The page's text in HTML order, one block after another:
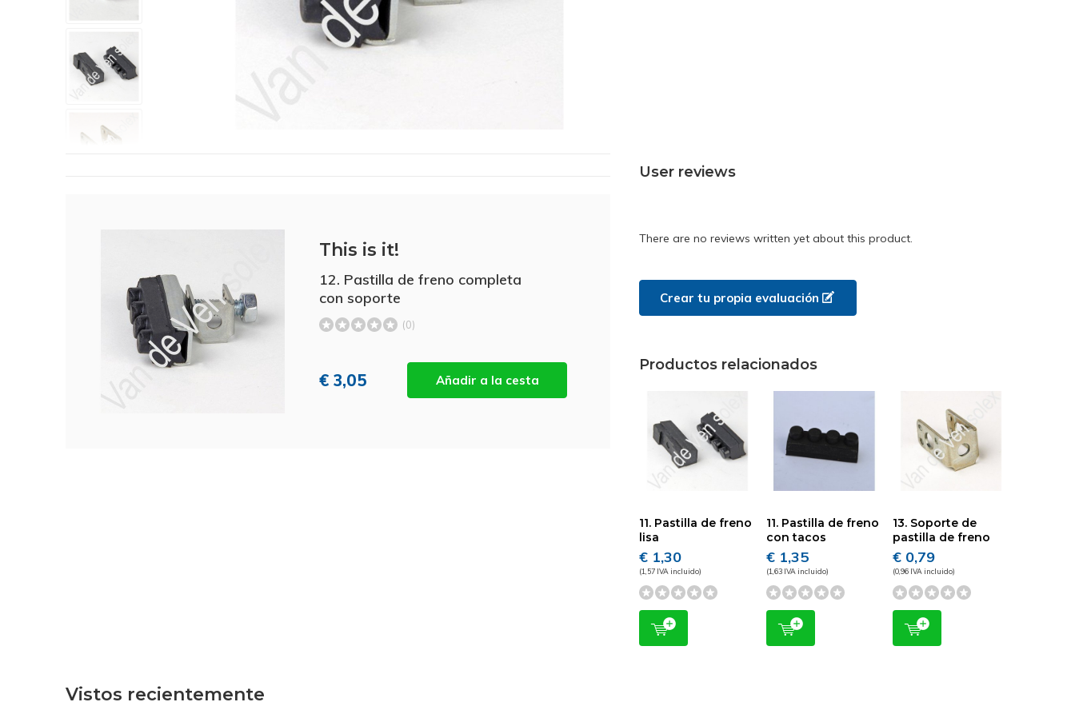
This is it!
12. Pastilla de freno completa
con soporte
(0)
€ 3,05 Añadir a la cesta
User reviews
There are no reviews written yet about this product.
Crear tu propia evaluación
Productos relacionados
11. Pastilla de freno
lisa
€ 1,30
(1,57 IVA incluido)
11. Pastilla de freno
con tacos
€ 1,35
(1,63 IVA incluido)
13. Soporte de
pastilla de freno
€ 0,79
(0,96 IVA incluido)
Vistos recientemente